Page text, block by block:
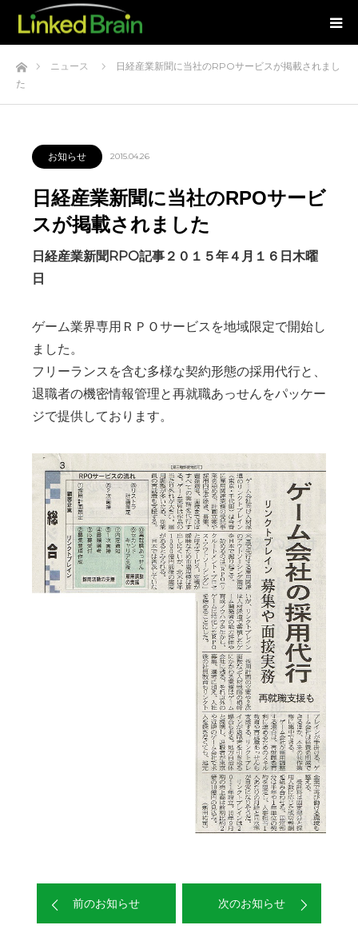
ホームニュース
日経産業新聞に当社のRPOサービスが掲載されまし
た
お知らせ 2015.04.26
日経産業新聞に当社のRPOサービ
スが掲載されました
日経産業新聞RPO記事２０１５年４月１６日木曜
日
ゲーム業界専用ＲＰＯサービスを地域限定で開始し
ました。
フリーランスを含む多様な契約形態の採用代行と、
退職者の機密情報管理と再就職あっせんをパッケー
ジで提供しております。
前のお知らせ 次のお知らせ